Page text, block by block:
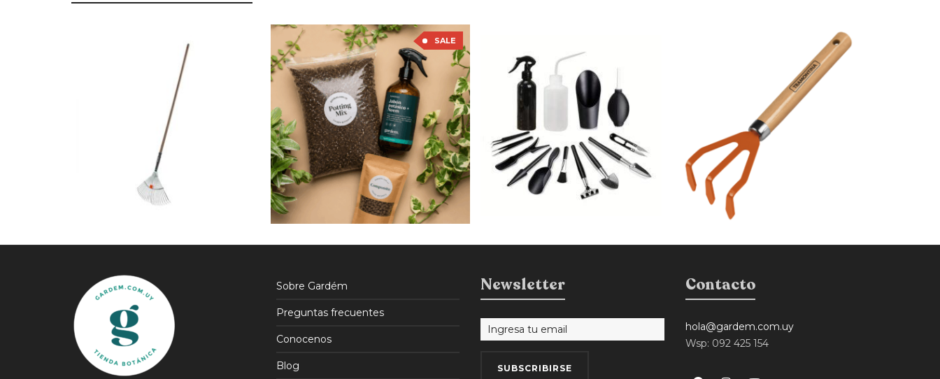
SALE
550
46815% OFF $220
$187
Sobre Gardém
Preguntas frecuentes
Conocenos
Blog
Newsletter Contacto
hola@gardem.com.uy
Wsp: 092 425 154